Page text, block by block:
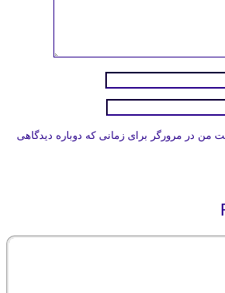
من در مرورگر برای زمانی که دوباره دیدگاهی